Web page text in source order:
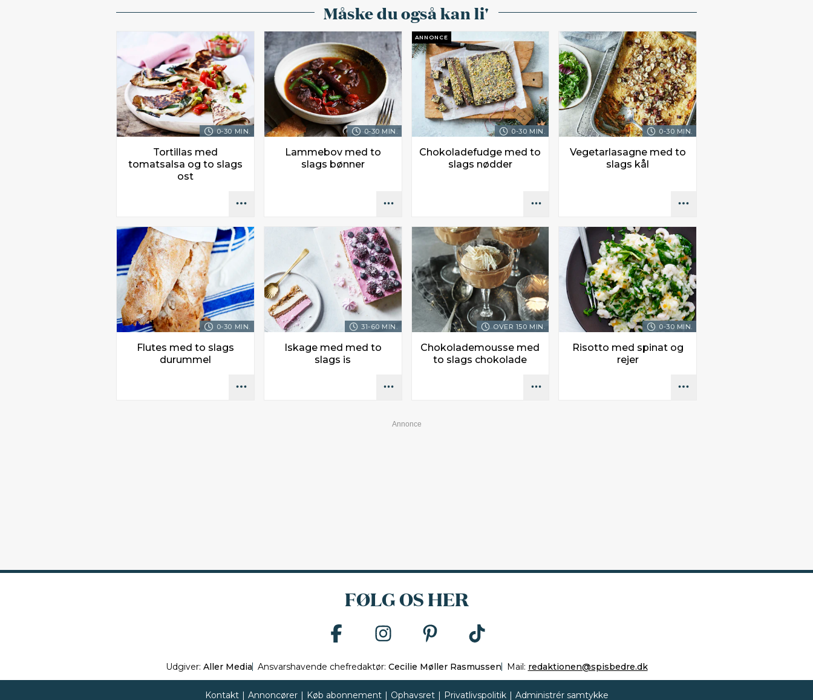
Måske du også kan li'
0-30 MIN.
Tortillas med
tomatsalsa og to slags
ost
0-30 MIN.
Lammebov med to
slags bønner
0-30 MIN.
ANNONCE
Chokoladefudge med to
slags nødder
0-30 MIN.
Vegetarlasagne med to
slags kål
0-30 MIN.
Flutes med to slags
durummel
31-60 MIN.
Iskage med med to
slags is
OVER 150 MIN.
Chokolademousse med
to slags chokolade
0-30 MIN.
Risotto med spinat og
rejer
FØLG OS HER
Udgiver: Aller Media Ansvarshavende chefredaktør: Cecilie Møller Rasmussen Mail: redaktionen@spisbedre.dk
Kontakt Annoncører Køb abonnement Ophavsret Privatlivspolitik Administrér samtykke